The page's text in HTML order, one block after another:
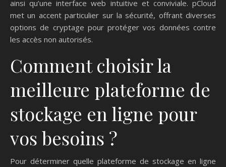
ainsi qu’une interface web intuitive et conviviale. pCloud
met un accent particulier sur la sécurité, offrant diverses
options de cryptage pour protéger vos données contre
les accès non autorisés.
Comment choisir la
meilleure plateforme de
stockage en ligne pour
vos besoins ?
Pour déterminer quelle plateforme de stockage en ligne